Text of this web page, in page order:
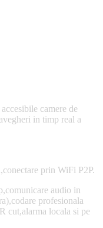
camere de
in timp real a
prin WiFi P2P.
audio in
profesionala
cut,alarma locala si pe